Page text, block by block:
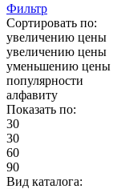
Фильтр
Сортировать по:
увеличению цены
увеличению цены
уменьшению цены
популярности
алфавиту
Показать по:
30
30
60
90
Вид каталога: